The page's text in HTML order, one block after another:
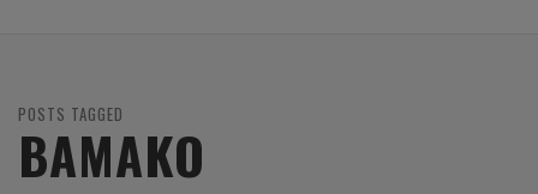
POSTS TAGGED
BAMAKO